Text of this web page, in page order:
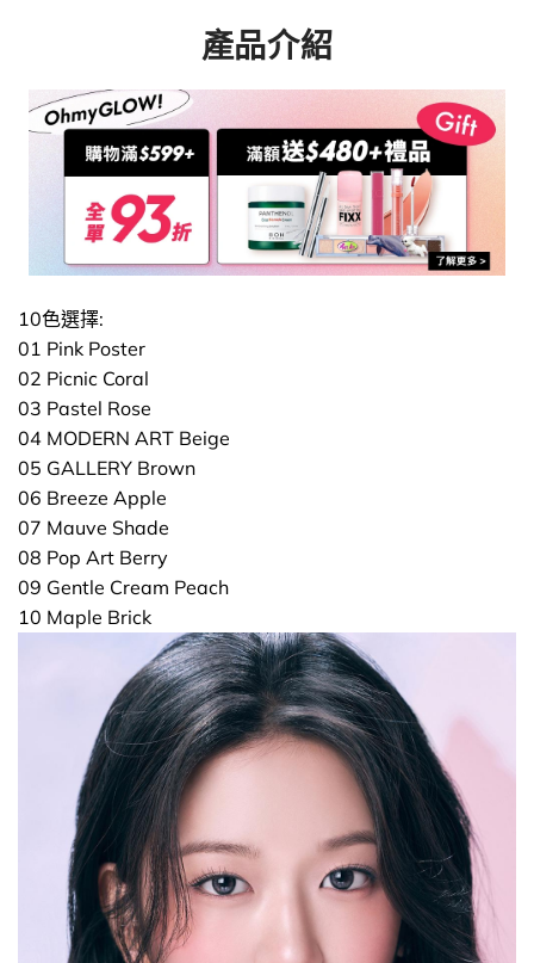
產品介紹
10色選擇:
01 Pink Poster
02 Picnic Coral
03 Pastel Rose
04 MODERN ART Beige
05 GALLERY Brown
06 Breeze Apple
07 Mauve Shade
08 Pop Art Berry
09 Gentle Cream Peach
10 Maple Brick